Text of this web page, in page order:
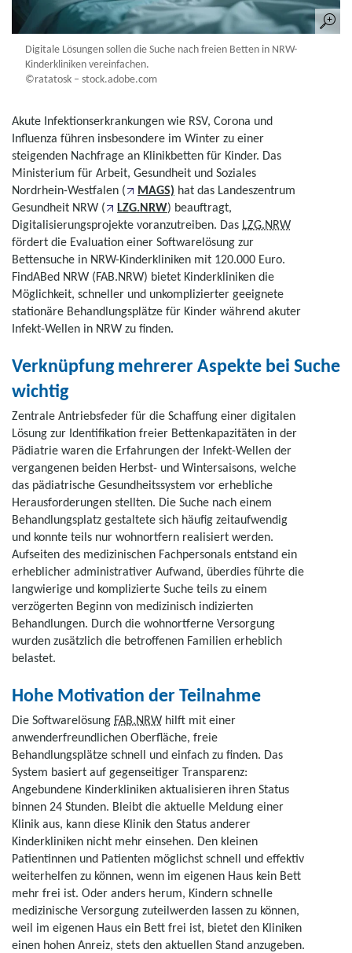
Digitale Lösungen sollen die Suche nach freien Betten in NRW-
Kinderkliniken vereinfachen.
©ratatosk – stock.adobe.com
Akute Infektionserkrankungen wie RSV, Corona und
Influenza führen insbesondere im Winter zu einer
steigenden Nachfrage an Klinikbetten für Kinder. Das
Ministerium für Arbeit, Gesundheit und Soziales
Nordrhein-Westfalen (
MAGS) hat das Landeszentrum
Gesundheit NRW (
LZG.NRW) beauftragt,
Digitalisierungsprojekte voranzutreiben. Das LZG.NRW
fördert die Evaluation einer Softwarelösung zur
Bettensuche in NRW-Kinderkliniken mit 120.000 Euro.
FindABed NRW (FAB.NRW) bietet Kinderkliniken die
Möglichkeit, schneller und unkomplizierter geeignete
stationäre Behandlungsplätze für Kinder während akuter
Infekt-Wellen in NRW zu finden.
Verknüpfung mehrerer Aspekte bei Suche
wichtig
Zentrale Antriebsfeder für die Schaffung einer digitalen
Lösung zur Identifikation freier Bettenkapazitäten in der
Pädiatrie waren die Erfahrungen der Infekt-Wellen der
vergangenen beiden Herbst- und Wintersaisons, welche
das pädiatrische Gesundheitssystem vor erhebliche
Herausforderungen stellten. Die Suche nach einem
Behandlungsplatz gestaltete sich häufig zeitaufwendig
und konnte teils nur wohnortfern realisiert werden.
Aufseiten des medizinischen Fachpersonals entstand ein
erheblicher administrativer Aufwand, überdies führte die
langwierige und komplizierte Suche teils zu einem
verzögerten Beginn von medizinisch indizierten
Behandlungen. Durch die wohnortferne Versorgung
wurden zusätzlich die betroffenen Familien erheblich
belastet.
Hohe Motivation der Teilnahme
Die Softwarelösung FAB.NRW hilft mit einer
anwenderfreundlichen Oberfläche, freie
Behandlungsplätze schnell und einfach zu finden. Das
System basiert auf gegenseitiger Transparenz:
Angebundene Kinderkliniken aktualisieren ihren Status
binnen 24 Stunden. Bleibt die aktuelle Meldung einer
Klinik aus, kann diese Klinik den Status anderer
Kinderkliniken nicht mehr einsehen. Den kleinen
Patientinnen und Patienten möglichst schnell und effektiv
weiterhelfen zu können, wenn im eigenen Haus kein Bett
mehr frei ist. Oder anders herum, Kindern schnelle
medizinische Versorgung zuteilwerden lassen zu können,
weil im eigenen Haus ein Bett frei ist, bietet den Kliniken
einen hohen Anreiz, stets den aktuellen Stand anzugeben.